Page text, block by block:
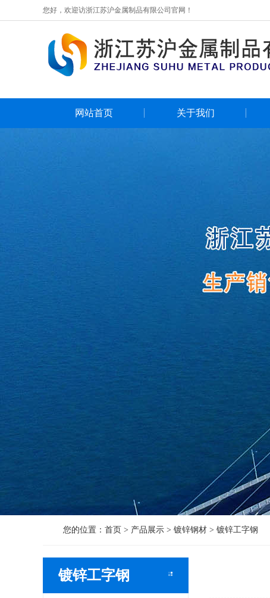
您好，欢迎访浙江苏沪金属制品有限公司官网！
网站首页 关于我们
您的位置： 首页 > 产品展示 > 镀锌钢材 > 镀锌工字钢
镀锌工字钢